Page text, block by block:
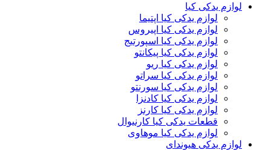
لوازم یدکی کیا
لوازم یدکی کیا اپتیما
لوازم یدکی کیا اپیروس
لوازم یدکی کیا اسپورتیج
لوازم یدکی کیا پیکانتو
لوازم یدکی کیا ریو
لوازم یدکی کیا سراتو
لوازم یدکی کیا سورنتو
لوازم یدکی کیا کادنزا
لوازم یدکی کیا کارنز
قطعات یدکی کیا کارنیوال
لوازم یدکی کیا موهاوی
لوازم یدکی هیوندای